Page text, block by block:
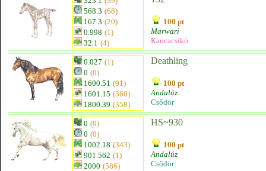
568.3 (68)
167.3 (20)
0.998 (1)
32.1 (4)
100 pt
Marwari
Kancacsikó
0.027 (1)
0 (0)
1600.51 (91)
1601.15 (360)
1800.39 (358)
Deathling
100 pt
Andalúz
Csődör
0 (0)
0 (0)
1002.18 (343)
901.562 (1)
2000 (586)
HS~930
100 pt
Andalúz
Csődör